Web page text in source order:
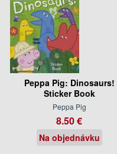
Peppa Pig: Dinosaurs!
Sticker Book
Peppa Pig
8.50 €
Na objednávku